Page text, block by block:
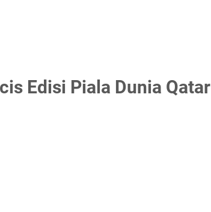
Edisi Piala Dunia Qatar